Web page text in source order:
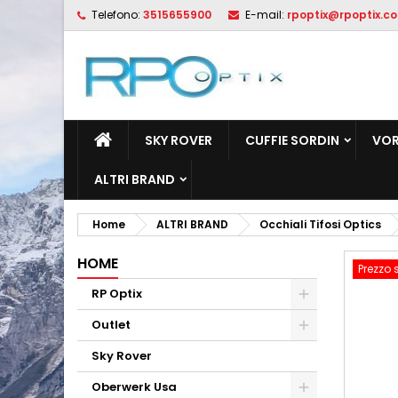
Telefono: 3515655900 E-mail:
SKY ROVER CUFFIE SORDIN
ALTRI BRAND
Home ALTRI BRAND Occhiali Tifosi Optics
HOME
RP Optix
Outlet
Sky Rover
Oberwerk Usa